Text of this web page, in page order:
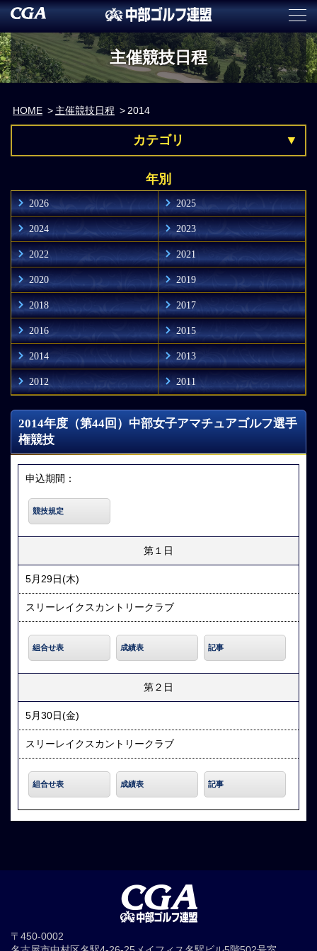
主催競技日程
HOME 主催競技日程 2014
カテゴリ
年別
2026 2025
2024 2023
2022 2021
2020 2019
2018 2017
2016 2015
2014 2013
2012 2011
2014年度（第44回）中部女子アマチュアゴルフ選手
権競技
申込期間：
競技規定
第１日
5月29日(木)
スリーレイクスカントリークラブ
組合せ表 成績表 記事
第２日
5月30日(金)
スリーレイクスカントリークラブ
組合せ表 成績表 記事
〒450-0002